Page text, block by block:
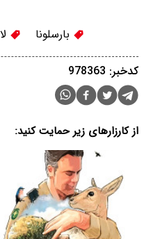
بارسلونا
کدخبر: 978363
از کارزارهای زیر حمایت کنید: